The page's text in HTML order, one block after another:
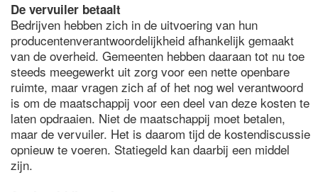
De vervuiler betaalt
Bedrijven hebben zich in de uitvoering van hun
producentenverantwoordelijkheid afhankelijk gemaakt
van de overheid. Gemeenten hebben daaraan tot nu toe
steeds meegewerkt uit zorg voor een nette openbare
ruimte, maar vragen zich af of het nog wel verantwoord
is om de maatschappij voor een deel van deze kosten te
laten opdraaien. Niet de maatschappij moet betalen,
maar de vervuiler. Het is daarom tijd de kostendiscussie
opnieuw te voeren. Statiegeld kan daarbij een middel
zijn.